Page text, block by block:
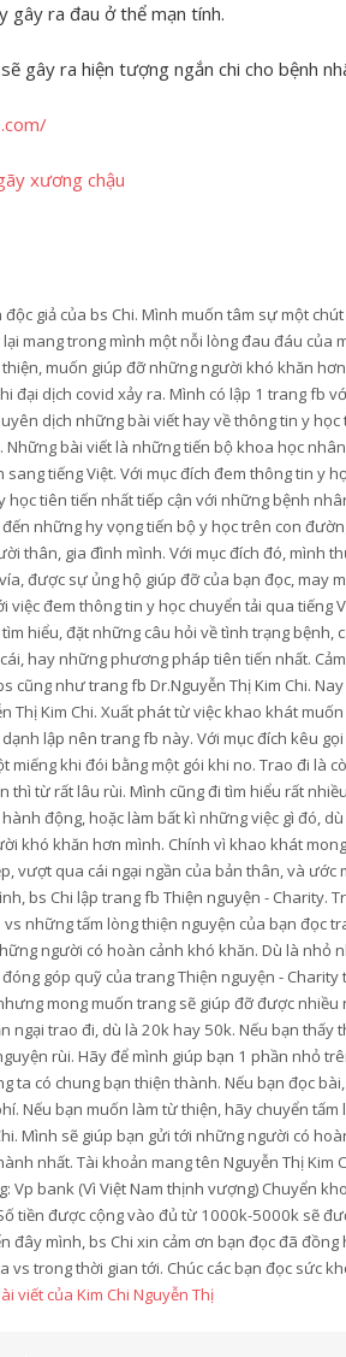
gây ra đau ở thể mạn tính.
gây ra hiện tượng ngắn chi cho bệnh
xương chậu
độc giả của bs Chi. Mình muốn tâm sự một
mang trong mình một nỗi lòng đau đáu của
muốn giúp đỡ những người khó khăn
đại dịch covid xảy ra. Mình có lập 1 trang fb
dịch những bài viết hay về thông tin y học
bài viết là những tiến bộ khoa học
tiếng Việt. Với mục đích đem thông tin y
tiên tiến nhất tiếp cận với những bệnh
những hy vọng tiến bộ y học trên con
thân, gia đình mình. Với mục đích đó, mình
được sự ủng hộ giúp đỡ của bạn đọc, may
việc đem thông tin y học chuyển tải qua tiếng
hiểu, đặt những câu hỏi về tình trạng bệnh,
hay những phương pháp tiên tiến nhất.
cũng như trang fb Dr.Nguyễn Thị Kim Chi.
Thị Kim Chi. Xuất phát từ việc khao khát
lập nên trang fb này. Với mục đích kêu
miếng khi đói bằng một gói khi no. Trao đi là
thì từ rất lâu rùi. Mình cũng đi tìm hiểu rất
động, hoặc làm bất kì những việc gì đó,
khó khăn hơn mình. Chính vì khao khát
vượt qua cái ngại ngần của bản thân, và ước
bs Chi lập trang fb Thiện nguyện - Charity.
những tấm lòng thiện nguyện của bạn đọc
người có hoàn cảnh khó khăn. Dù là nhỏ
góp quỹ của trang Thiện nguyện - Charity
mong muốn trang sẽ giúp đỡ được nhiều
ngại trao đi, dù là 20k hay 50k. Nếu bạn thấy
rùi. Hãy để mình giúp bạn 1 phần nhỏ
ta có chung bạn thiện thành. Nếu bạn đọc
Nếu bạn muốn làm từ thiện, hãy chuyển tấm
Mình sẽ giúp bạn gửi tới những người có
nhất. Tài khoản mang tên Nguyễn Thị Kim
Vp bank (Vì Việt Nam thịnh vượng) Chuyển
tiền được cộng vào đủ từ 1000k-5000k sẽ
đây mình, bs Chi xin cảm ơn bạn đọc đã đồng
vs trong thời gian tới. Chúc các bạn đọc sức
viết của Kim Chi Nguyễn Thị